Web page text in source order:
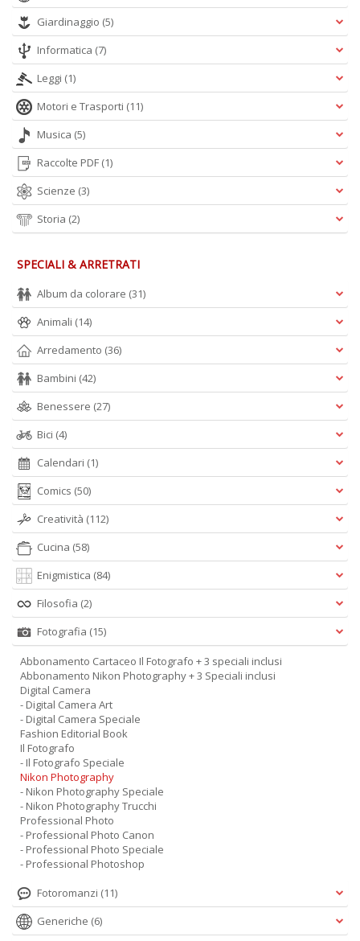
Giardinaggio (5)
Informatica (7)
Leggi (1)
Motori e Trasporti (11)
Musica (5)
Raccolte PDF (1)
Scienze (3)
Storia (2)
SPECIALI & ARRETRATI
Album da colorare (31)
Animali (14)
Arredamento (36)
Bambini (42)
Benessere (27)
Bici (4)
Calendari (1)
Comics (50)
Creatività (112)
Cucina (58)
Enigmistica (84)
Filosofia (2)
Fotografia (15)
Abbonamento Cartaceo Il Fotografo + 3 speciali inclusi
Abbonamento Nikon Photography + 3 Speciali inclusi
Digital Camera
- Digital Camera Art
- Digital Camera Speciale
Fashion Editorial Book
Il Fotografo
- Il Fotografo Speciale
Nikon Photography
- Nikon Photography Speciale
- Nikon Photography Trucchi
Professional Photo
- Professional Photo Canon
- Professional Photo Speciale
- Professional Photoshop
Fotoromanzi (11)
Generiche (6)